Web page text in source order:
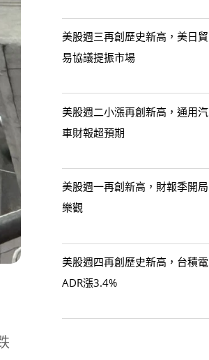
美股週三再創歷史新高，美日貿
易協議提振市場
美股週二小漲再創新高，通用汽
車財報超預期
美股週一再創新高，財報季開局
樂觀
美股週四再創歷史新高，台積電
ADR漲3.4%